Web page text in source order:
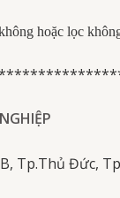
hoặc lọc
Tp.Thủ Đức,